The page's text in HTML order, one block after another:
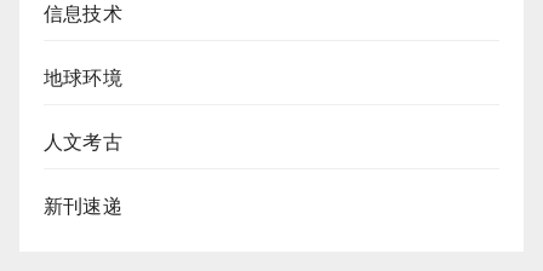
信息技术
地球环境
人文考古
新刊速递